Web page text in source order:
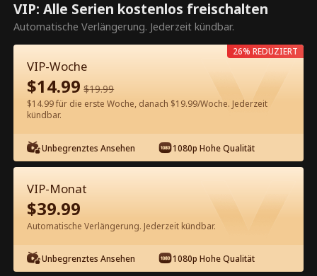
Dies ist eine kostenpflichtige
Episode. Bitte entsperren, um
60 Jetzt entsperren
Kostenlos in der App ansehen
VIP: Alle Serien kostenlos freischalten
Automatische Verlängerung. Jederzeit kündbar.
VIP-Woche
$14.99 $19.99
$14.99 für die erste Woche, danach $19.99/Woche. Jederzeit
kündbar.
Unbegrenztes Ansehen 1080p Hohe Qualität
26% REDUZIERT
VIP-Monat
$39.99
Automatische Verlängerung. Jederzeit kündbar.
Unbegrenztes Ansehen 1080p Hohe Qualität